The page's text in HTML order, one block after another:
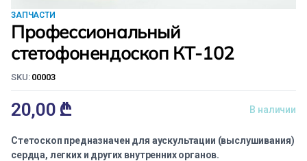
ЗАПЧАСТИ
Профессиональный
стетофонендоскоп КТ-102
SKU: 00003
20,00 ₾ В наличии
Стетоскоп предназначен для аускультации (выслушивания)
сердца, легких и других внутренних органов.